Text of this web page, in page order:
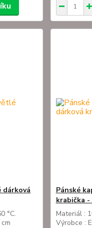
dárková
°C.
Pánské
krabička -
Materiál :
Výrobce :